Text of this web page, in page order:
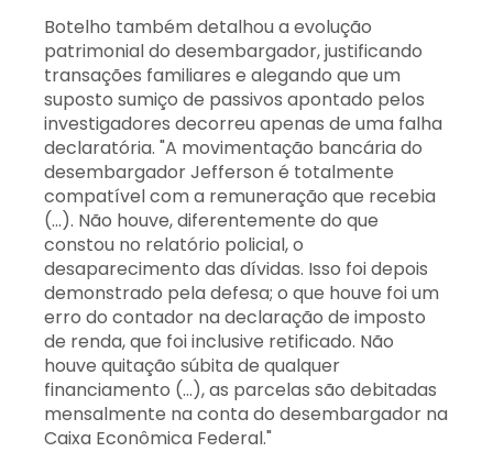
Botelho também detalhou a evolução
patrimonial do desembargador, justificando
transações familiares e alegando que um
suposto sumiço de passivos apontado pelos
investigadores decorreu apenas de uma falha
declaratória. "A movimentação bancária do
desembargador Jefferson é totalmente
compatível com a remuneração que recebia
(...). Não houve, diferentemente do que
constou no relatório policial, o
desaparecimento das dívidas. Isso foi depois
demonstrado pela defesa; o que houve foi um
erro do contador na declaração de imposto
de renda, que foi inclusive retificado. Não
houve quitação súbita de qualquer
financiamento (...), as parcelas são debitadas
mensalmente na conta do desembargador na
Caixa Econômica Federal."